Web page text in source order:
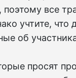
поэтому все
учтите,
об
просят